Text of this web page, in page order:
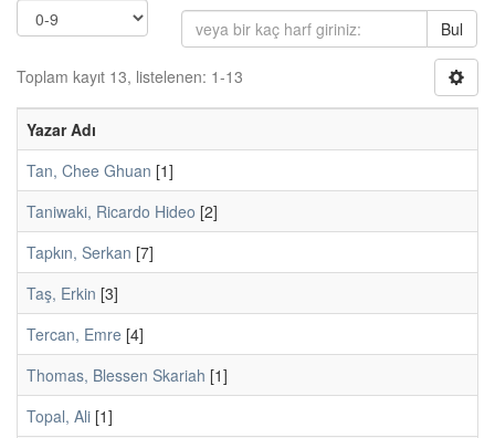
Bul
Toplam kayıt 13, listelenen: 1-13
Yazar Adı
Tan, Chee Ghuan [1]
Taniwaki, Ricardo Hideo [2]
Tapkın, Serkan [7]
Taş, Erkin [3]
Tercan, Emre [4]
Thomas, Blessen Skariah [1]
Topal, Ali [1]